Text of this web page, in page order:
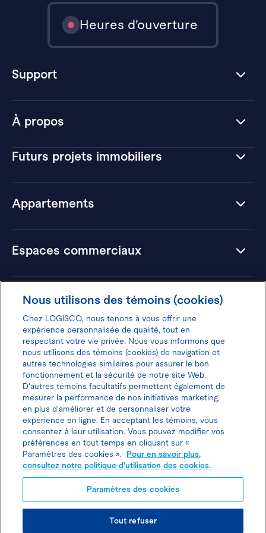
Joindre l’agent de location
À propos
Futurs projets immobiliers
Appartements
Espaces commerciaux
Hôtels
Heures d’ouverture
Support
Donnez votre avis pour gagner 100$
Politique d'utilisation des cookies
Politique de protection des
renseignements personnels
Nous utilisons des témoins (cookies)
Chez LOGISCO, nous tenons à vous offrir une
expérience personnalisée de qualité, tout en
respectant votre vie privée. Nous vous informons que
nous utilisons des témoins (cookies) de navigation et
autres technologies similaires pour assurer le bon
fonctionnement et la sécurité de notre site Web.
D'autres témoins facultatifs permettent également de
mesurer la performance de nos initiatives marketing,
en plus d'améliorer et de personnaliser votre
expérience en ligne. En acceptant les témoins, vous
consentez à leur utilisation. Vous pouvez modifier vos
préférences en tout temps en cliquant sur «
Paramètres des cookies ».
Pour en savoir plus,
consultez notre politique d'utilisation des cookies.
Paramètres des cookies
Tout refuser